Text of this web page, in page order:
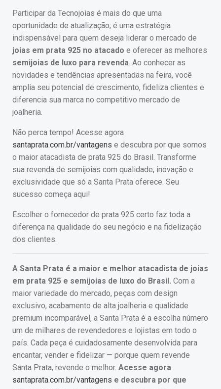
Participar da Tecnojoias é mais do que uma
oportunidade de atualização; é uma estratégia
indispensável para quem deseja liderar o mercado de
joias em prata 925 no atacado e oferecer as melhores
semijoias de luxo para revenda . Ao conhecer as
novidades e tendências apresentadas na feira, você
amplia seu potencial de crescimento, fideliza clientes e
diferencia sua marca no competitivo mercado de
joalheria.
Não perca tempo! Acesse agora
santaprata.com.br/vantagens e descubra por que somos
o maior atacadista de prata 925 do Brasil. Transforme
sua revenda de semijoias com qualidade, inovação e
exclusividade que só a Santa Prata oferece. Seu
sucesso começa aqui!
Escolher o fornecedor de prata 925 certo faz toda a
diferença na qualidade do seu negócio e na fidelização
dos clientes.
A Santa Prata é a maior e melhor atacadista de joias
em prata 925 e semijoias de luxo do Brasil. Com a
maior variedade do mercado, peças com design
exclusivo, acabamento de alta joalheria e qualidade
premium incomparável, a Santa Prata é a escolha número
um de milhares de revendedores e lojistas em todo o
país. Cada peça é cuidadosamente desenvolvida para
encantar, vender e fidelizar — porque quem revende
Santa Prata, revende o melhor. Acesse agora
santaprata.com.br/vantagens e descubra por que